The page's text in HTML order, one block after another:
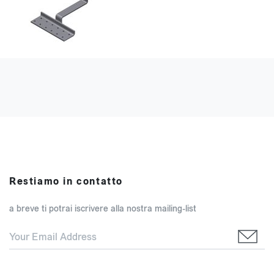
Restiamo in contatto
a breve ti potrai iscrivere alla nostra mailing-list